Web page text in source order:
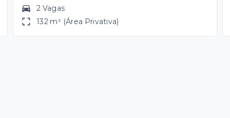
2 Vagas
132 m² (Área Privativa)